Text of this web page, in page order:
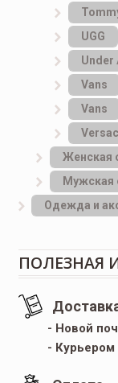
UGG
Under
Vans
Vans
Женская
Мужская
Одежда и
ПОЛЕЗНАЯ
- Новой
- Курьером